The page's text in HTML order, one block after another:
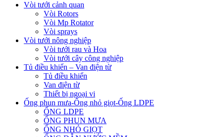
Vòi tưới cảnh quan
Vòi Rotors
Vòi Mp Rotator
Vòi sprays
Vòi tưới nông nghiệp
Vòi tưới rau và Hoa
Vòi tưới cây công nghiệp
Tủ điều khiển – Van điện từ
Tủ điều khiển
Van điện từ
Thiết bị ngoại vi
Ống phun mưa-Ống nhỏ giọt-Ống LDPE
ỐNG LDPE
ỐNG PHUN MƯA
ỐNG NHỎ GIỌT